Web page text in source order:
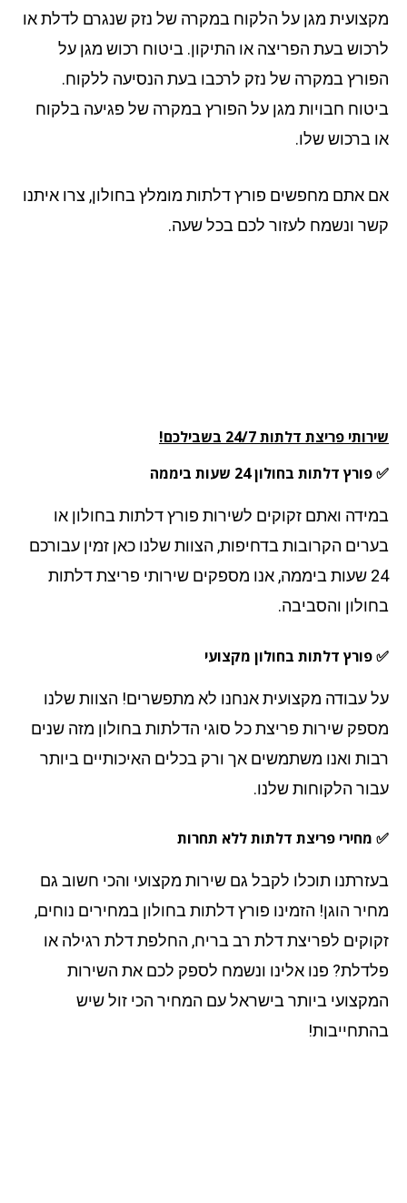
מגן על הלקוח במקרה של נזק שנגרם לדלת או
בעת הפריצה או התיקון. ביטוח רכוש מגן על
במקרה של נזק לרכבו בעת הנסיעה ללקוח.
חבויות מגן על הפורץ במקרה של פגיעה בלקוח
ברכוש שלו.
אתם מחפשים פורץ דלתות מומלץ בחולון, צרו איתנו
ונשמח לעזור לכם בכל שעה.
פריצת דלתות 24/7 בשבילכם!
דלתות בחולון 24 שעות ביממה
ואתם זקוקים לשירות פורץ דלתות בחולון או
הקרובות בדחיפות, הצוות שלנו כאן זמין עבורכם
24 שעות ביממה, אנו מספקים שירותי פריצת דלתות
והסביבה.
דלתות בחולון מקצועי
עבודה מקצועית אנחנו לא מתפשרים! הצוות שלנו
שירות פריצת כל סוגי הדלתות בחולון מזה שנים
ואנו משתמשים אך ורק בכלים האיכותיים ביותר
הלקוחות שלנו.
מחירי פריצת דלתות ללא תחרות
תוכלו לקבל גם שירות מקצועי והכי חשוב גם
הוגן! הזמינו פורץ דלתות בחולון במחירים נוחים,
לפריצת דלת רב בריח, החלפת דלת רגילה או
פנו אלינו ונשמח לספק לכם את השירות
ביותר בישראל עם המחיר הכי זול שיש